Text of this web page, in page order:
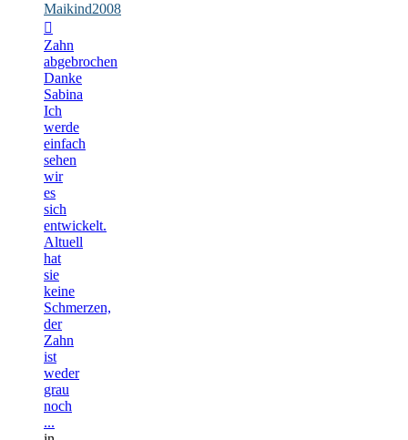
Maikind2008
Zahn
abgebrochen
Danke
Sabina
Ich
werde
einfach
sehen
wir
es
sich
entwickelt.
Altuell
hat
sie
keine
Schmerzen,
der
Zahn
ist
weder
grau
noch
...